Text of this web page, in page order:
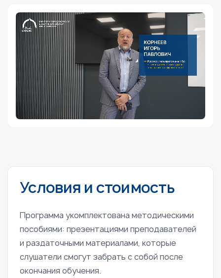
Условия и стоимость
Программа укомплектована методическими
пособиями: презентациями преподавателей
и раздаточными материалами, которые
слушатели смогут забрать с собой после
окончания обучения.